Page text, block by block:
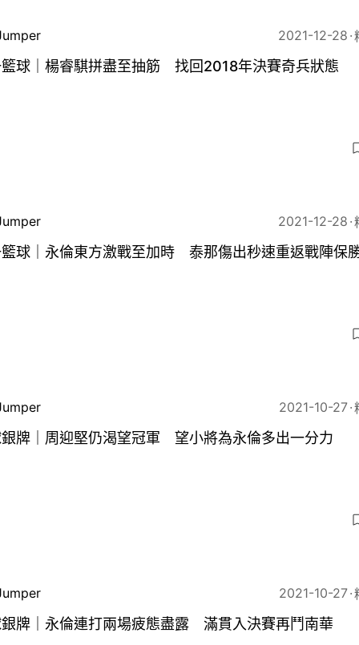
2021-12-28
球｜楊睿騏拼盡至抽筋 找回2018年決賽奇兵狀態
2021-12-28
球｜永倫東方激戰至加時 泰那傷出秒速重返戰陣保
2021-10-27
牌｜周迎堅仍渴望冠軍 望小將為永倫多出一分力
2021-10-27
牌｜永倫連打兩場疲態盡露 滿貫入決賽再鬥南華